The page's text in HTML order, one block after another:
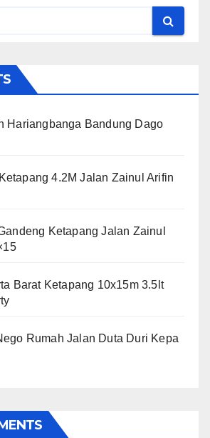
Hariangbanga Bandung Dago
4.2M Jalan Zainul Arifin
Ketapang Jalan Zainul
Barat Ketapang 10x15m 3.5lt
Rumah Jalan Duta Duri Kepa